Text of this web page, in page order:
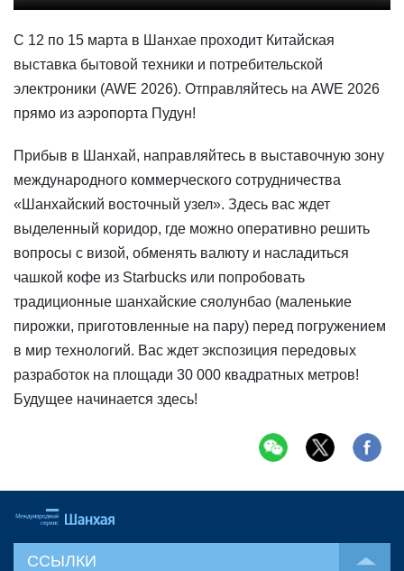
С 12 по 15 марта в Шанхае проходит Китайская
выставка бытовой техники и потребительской
электроники (AWE 2026). Отправляйтесь на AWE 2026
прямо из аэропорта Пудун!
Прибыв в Шанхай, направляйтесь в выставочную зону
международного коммерческого сотрудничества
«Шанхайский восточный узел». Здесь вас ждет
выделенный коридор, где можно оперативно решить
вопросы с визой, обменять валюту и насладиться
чашкой кофе из Starbucks или попробовать
традиционные шанхайские сяолунбао (маленькие
пирожки, приготовленные на пару) перед погружением
в мир технологий. Вас ждет экспозиция передовых
разработок на площади 30 000 квадратных метров!
Будущее начинается здесь!
ССЫЛКИ